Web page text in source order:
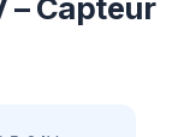
– Capteur